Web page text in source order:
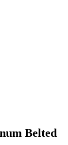
Belted